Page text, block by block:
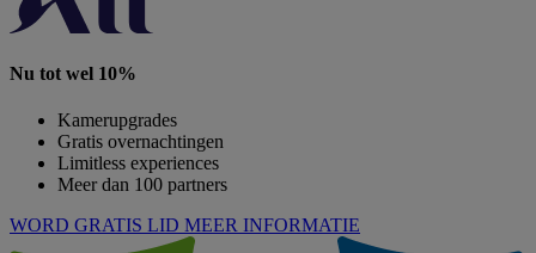
Nu tot wel 10%
Kamerupgrades
Gratis overnachtingen
Limitless experiences
Meer dan 100 partners
WORD GRATIS LID MEER INFORMATIE